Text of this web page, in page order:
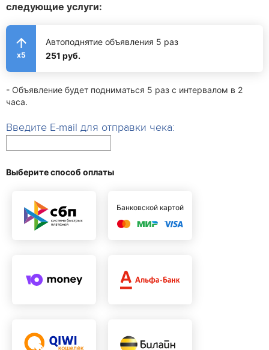
следующие услуги:
x5
Автоподнятие объявления 5 раз
251 руб.
- Объявление будет подниматься 5 раз с интервалом в 2
часа.
Введите E-mail для отправки чека:
Выберите способ оплаты
Банковской картой